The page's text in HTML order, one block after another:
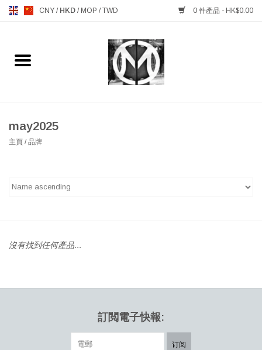
CNY / HKD / MOP /TWD 0 件產品 - HK$0.00
主頁
MANKS ANTIQUES 古董
TABLEWARE 餐具
may2025
主頁 /品牌
沒有找到任何產品...
訂閲電子快報:
订阅